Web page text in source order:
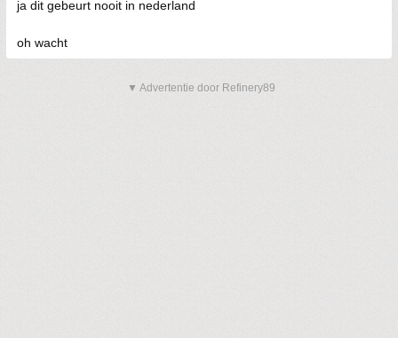
ja dit gebeurt nooit in nederland
oh wacht
▼ Advertentie door Refinery89